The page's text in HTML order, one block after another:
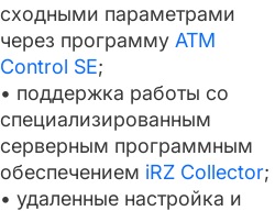
сходными параметрами
через программу ATM
Control SE;
• поддержка работы со
специализированным
серверным программным
обеспечением iRZ Collector;
• удаленные настройка и